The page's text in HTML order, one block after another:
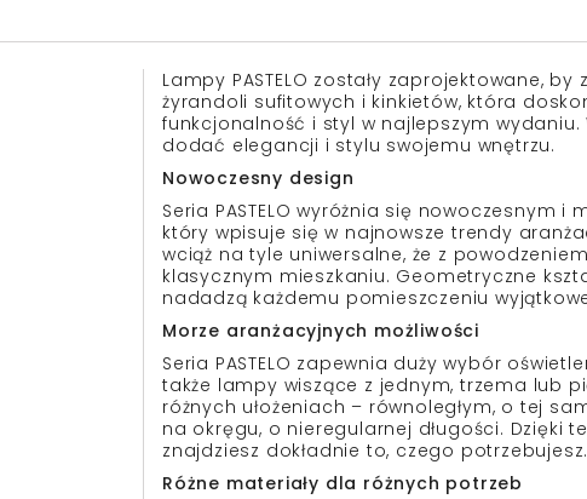
Lampy PASTELO zostały zaprojektowane,
żyrandoli sufitowych i kinkietów, która
funkcjonalność i styl w najlepszym wydaniu.
dodać elegancji i stylu swojemu wnętrzu.
Nowoczesny design
Seria PASTELO wyróżnia się nowoczesnym
który wpisuje się w najnowsze trendy
wciąż na tyle uniwersalne, że z
klasycznym mieszkaniu. Geometryczne
nadadzą każdemu pomieszczeniu
Morze aranżacyjnych możliwości
Seria PASTELO zapewnia duży wybór
także lampy wiszące z jednym, trzema lub
różnych ułożeniach – równoległym, o tej
na okręgu, o nieregularnej długości. Dzięki
znajdziesz dokładnie to, czego potrzebujesz.
Różne materiały dla różnych potrzeb